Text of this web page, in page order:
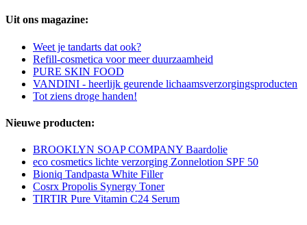
Uit ons magazine:
Weet je tandarts dat ook?
Refill-cosmetica voor meer duurzaamheid
PURE SKIN FOOD
VANDINI - heerlijk geurende lichaamsverzorgingsproducten
Tot ziens droge handen!
Nieuwe producten:
BROOKLYN SOAP COMPANY Baardolie
eco cosmetics lichte verzorging Zonnelotion SPF 50
Bioniq Tandpasta White Filler
Cosrx Propolis Synergy Toner
TIRTIR Pure Vitamin C24 Serum